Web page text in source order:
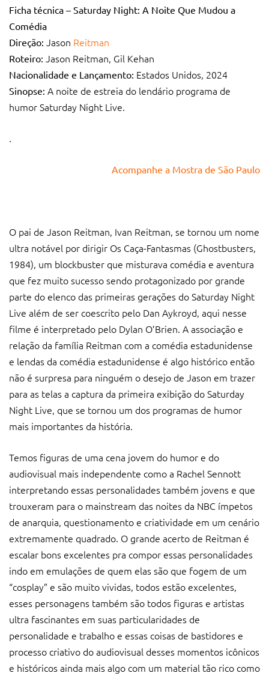
Ficha técnica – Saturday Night: A Noite Que Mudou a
Comédia
Direção: Jason Reitman
Roteiro: Jason Reitman, Gil Kehan
Nacionalidade e Lançamento: Estados Unidos, 2024
Sinopse: A noite de estreia do lendário programa de
humor Saturday Night Live.
.
Acompanhe a Mostra de São Paulo
O pai de Jason Reitman, Ivan Reitman, se tornou um nome
ultra notável por dirigir Os Caça-Fantasmas (Ghostbusters,
1984), um blockbuster que misturava comédia e aventura
que fez muito sucesso sendo protagonizado por grande
parte do elenco das primeiras gerações do Saturday Night
Live além de ser coescrito pelo Dan Aykroyd, aqui nesse
filme é interpretado pelo Dylan O’Brien. A associação e
relação da família Reitman com a comédia estadunidense
e lendas da comédia estadunidense é algo histórico então
não é surpresa para ninguém o desejo de Jason em trazer
para as telas a captura da primeira exibição do Saturday
Night Live, que se tornou um dos programas de humor
mais importantes da história.
Temos figuras de uma cena jovem do humor e do
audiovisual mais independente como a Rachel Sennott
interpretando essas personalidades também jovens e que
trouxeram para o mainstream das noites da NBC ímpetos
de anarquia, questionamento e criatividade em um cenário
extremamente quadrado. O grande acerto de Reitman é
escalar bons excelentes pra compor essas personalidades
indo em emulações de quem elas são que fogem de um
“cosplay” e são muito vividas, todos estão excelentes,
esses personagens também são todos figuras e artistas
ultra fascinantes em suas particularidades de
personalidade e trabalho e essas coisas de bastidores e
processo criativo do audiovisual desses momentos icônicos
e históricos ainda mais algo com um material tão rico como